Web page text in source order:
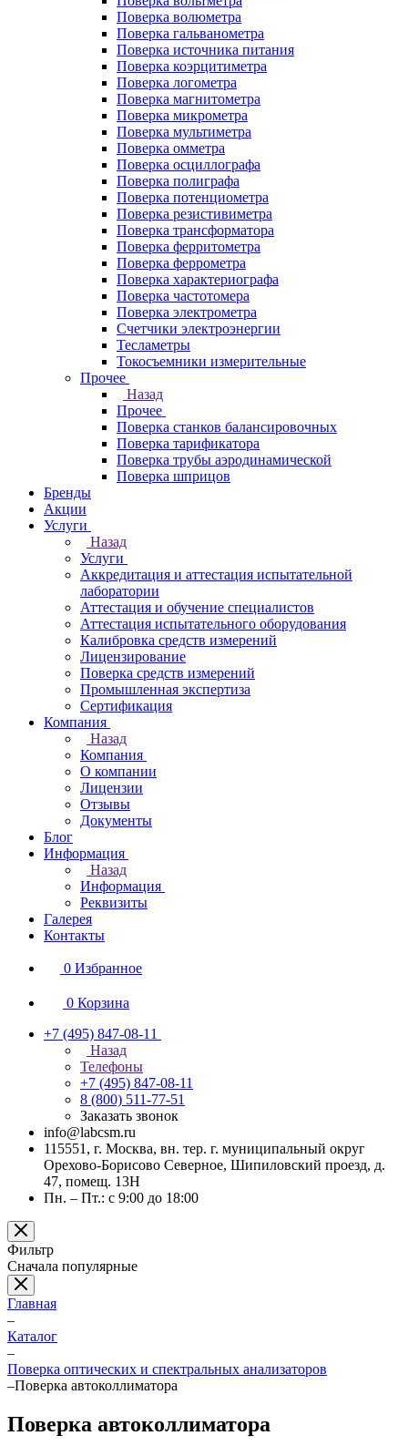
Поверка волюметра
Поверка гальванометра
Поверка источника питания
Поверка коэрцитиметра
Поверка логометра
Поверка магнитометра
Поверка микрометра
Поверка мультиметра
Поверка омметра
Поверка осциллографа
Поверка полиграфа
Поверка потенциометра
Поверка резистивиметра
Поверка трансформатора
Поверка ферритометра
Поверка феррометра
Поверка характериографа
Поверка частотомера
Поверка электрометра
Счетчики электроэнергии
Тесламетры
Токосъемники измерительные
Прочее
Назад
Прочее
Поверка станков балансировочных
Поверка тарификатора
Поверка трубы аэродинамической
Поверка шприцов
Бренды
Акции
Услуги
Назад
Услуги
Аккредитация и аттестация испытательной
лаборатории
Аттестация и обучение специалистов
Аттестация испытательного оборудования
Калибровка средств измерений
Лицензирование
Поверка средств измерений
Промышленная экспертиза
Сертификация
Компания
Назад
Компания
О компании
Лицензии
Отзывы
Документы
Блог
Информация
Назад
Информация
Реквизиты
Галерея
Контакты
0 Избранное
0 Корзина
+7 (495) 847-08-11
Назад
Телефоны
+7 (495) 847-08-11
8 (800) 511-77-51
Заказать звонок
info@labcsm.ru
115551, г. Москва, вн. тер. г. муниципальный округ
Орехово-Борисово Северное, Шипиловский проезд, д.
47, помещ. 13Н
Пн. – Пт.: с 9:00 до 18:00
Фильтр
Сначала популярные
Главная
–
Каталог
–
Поверка оптических и спектральных анализаторов
–Поверка автоколлиматора
Поверка автоколлиматора